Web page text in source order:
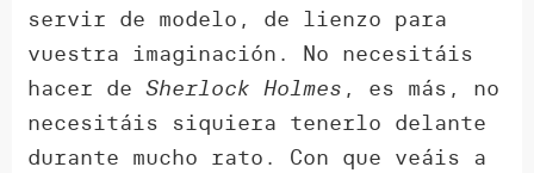
servir de modelo, de lienzo para
vuestra imaginación. No necesitáis
hacer deSherlock Holmes , es más, no
necesitáis siquiera tenerlo delante
durante mucho rato. Con que veáis a